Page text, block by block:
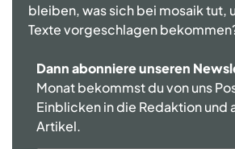
bleiben, was sich bei mosaik tut,
Texte vorgeschlagen
Dann abonniere unseren
Monat bekommst du von uns
Einblicken in die Redaktion und
Artikel.